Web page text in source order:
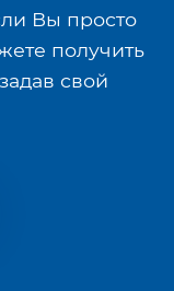
Вы просто
получить
свой